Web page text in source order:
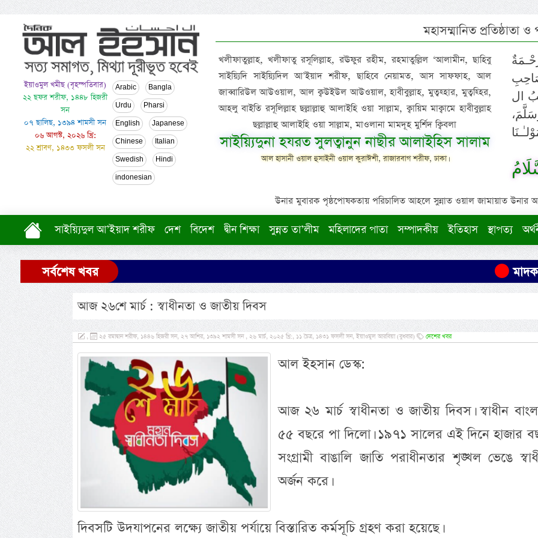
ইয়াওমুল খমীছ (বৃহস্পতিবার)
২২ ছফর শরীফ, ১৪৪৮ হিজরী
সন
০৭ ছালিছ, ১৩৯৪ শামসী সন
০৬ আগস্ট, ২০২৬ খ্রি:
২২ শ্রাবণ, ১৪৩৩ ফসলী সন
Arabic Bangla
Urdu Pharsi
English Japanese
Chinese Italian
Swedish Hindi
indonesian
মহাসম্মানিত প্রতিষ্ঠাতা
খলীফাতুল্লাহ, খলীফাতু রসূলিল্লাহ, রঊফুর রহীম, রহমাতুল্লিল ‘আলামীন, ছাহিবু
সাইয়্যিদি সাইয়্যিদিল আ’ইয়াদ শরীফ, ছাহিবে নেয়ামত, আস সাফফাহ, আল
জাব্বারিউল আউওয়াল, আল ক্বউইউল আউওয়াল, হাবীবুল্লাহ, মুত্বহ্হার, মুত্বহ্হির,
আহলু বাইতি রসূলিল্লাহ ছল্লাল্লাহু আলাইহি ওয়া সাল্লাম, ক্বায়িম মাক্বামে হাবীবুল্লাহ
ছল্লাল্লাহু আলাইহি ওয়া সাল্লাম, মাওলানা মামদূহ মুর্শিদ ক্বিবলা
সাইয়্যিদুনা হযরত সুলত্বানুন নাছীর আলাইহিস সালাম
আল হাসানী ওয়াল হুসাইনী ওয়াল কুরাঈশী, রাজারবাগ শরীফ, ঢাকা।
ال
উনার মুবারক পৃষ্ঠপোষকতায় পরিচালিত আহলে সুন্নাত ওয়াল জামায়াত উনার
সাইয়্যিদুল আ’ইয়াদ শরীফ দেশ বিদেশ দ্বীন শিক্ষা সুন্নত তা’লীম মহিলাদের পাতা সম্পাদকীয় ইতিহাস স্থাপত্য
সর্বশেষ খবর
আজ ২৬শে মার্চ : স্বাধীনতা ও জাতীয় দিবস
, ২৫ রমাদ্বান শরীফ, ১৪৪৬ হিজরী সন, ২৭ আশির, ১৩৯২ শামসী সন , ২৬ মার্চ, ২০২৫ খ্রি:, ১১ চৈত্র, ১৪৩১ ফসলী সন, ইয়াওমুল আরবিয়া (বুধবার) দেশের খবর
আল ইহসান ডেস্ক:
আজ ২৬ মার্চ স্বাধীনতা ও জাতীয় দিবস। স্বাধীন
৫৫ বছরে পা দিলো। ১৯৭১ সালের এই দিনে হাজার
সংগ্রামী বাঙালি জাতি পরাধীনতার শৃঙ্খল ভেঙে
অর্জন করে।
দিবসটি উদযাপনের লক্ষ্যে জাতীয় পর্যায়ে বিস্তারিত কর্মসূচি গ্রহণ করা হয়েছে।